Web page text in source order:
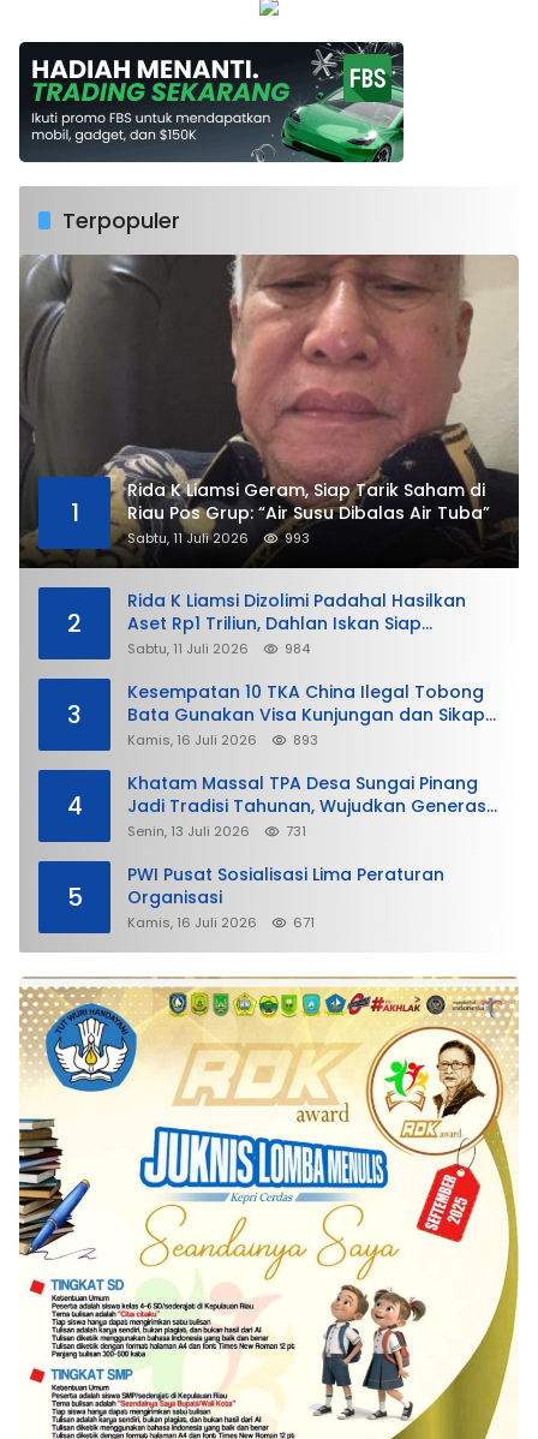
Terpopuler
1
Rida K Liamsi Geram, Siap Tarik Saham di
Riau Pos Grup: “Air Susu Dibalas Air Tuba”
Sabtu, 11 Juli 2026 993
2
Rida K Liamsi Dizolimi Padahal Hasilkan
Aset Rp1 Triliun, Dahlan Iskan Siap
Membela
Sabtu, 11 Juli 2026 984
3
Kesempatan 10 TKA China Ilegal Tobong
Bata Gunakan Visa Kunjungan dan Sikap
Lunak Ditjen Imigrasi Kepri?
Kamis, 16 Juli 2026 893
4
Khatam Massal TPA Desa Sungai Pinang
Jadi Tradisi Tahunan, Wujudkan Generasi
Qurani
Senin, 13 Juli 2026 731
5
PWI Pusat Sosialisasi Lima Peraturan
Organisasi
Kamis, 16 Juli 2026 671